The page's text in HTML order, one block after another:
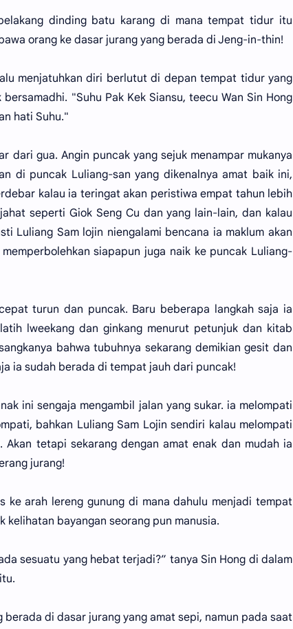
dinding batu karang di mana tempat tidur itu
orang ke dasar jurang yang berada di Jeng-in-thin!
menjatuhkan diri berlutut di depan tempat tidur yang
"Suhu Pak Kek Siansu, teecu Wan Sin Hong
hati Suhu."
dari gua. Angin puncak yang sejuk menampar mukanya
di puncak Luliang-san yang dikenalnya amat baik ini,
kalau ia teringat akan peristiwa empat tahun lebih
seperti Giok Seng Cu dan yang lain-lain, dan kalau
Luliang Sam lojin niengalami bencana ia maklum akan
siapapun juga naik ke puncak Luliang-
turun dan puncak. Baru beberapa langkah saja ia
lweekang dan ginkang menurut petunjuk dan kitab
bahwa tubuhnya sekarang demikian gesit dan
ia sudah berada di tempat jauh dari puncak!
ini sengaja mengambil jalan yang sukar. ia melompati
bahkan Luliang Sam Lojin sendiri kalau melompati
Akan tetapi sekarang dengan amat enak dan mudah ia
jurang!
ke arah lereng gunung di mana dahulu menjadi tempat
kelihatan bayangan seorang pun manusia.
sesuatu yang hebat terjadi?” tanya Sin Hong di dalam
di dasar jurang yang amat sepi, namun pada saat